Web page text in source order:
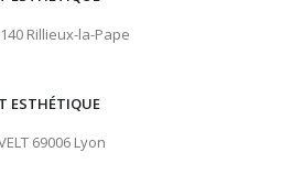
Rillieux-la-Pape
ESTHÉTIQUE
69006 Lyon